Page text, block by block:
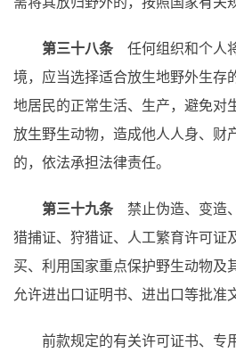
第三十八条 任何组织和个人
境，应当选择适合放生地野外生存
地居民的正常生活、生产，避免对
放生野生动物，造成他人人身、财
的，依法承担法律责任。
第三十九条 禁止伪造、变造
猎捕证、狩猎证、人工繁育许可证
买、利用国家重点保护野生动物及
允许进出口证明书、进出口等批准
前款规定的有关许可证书、专